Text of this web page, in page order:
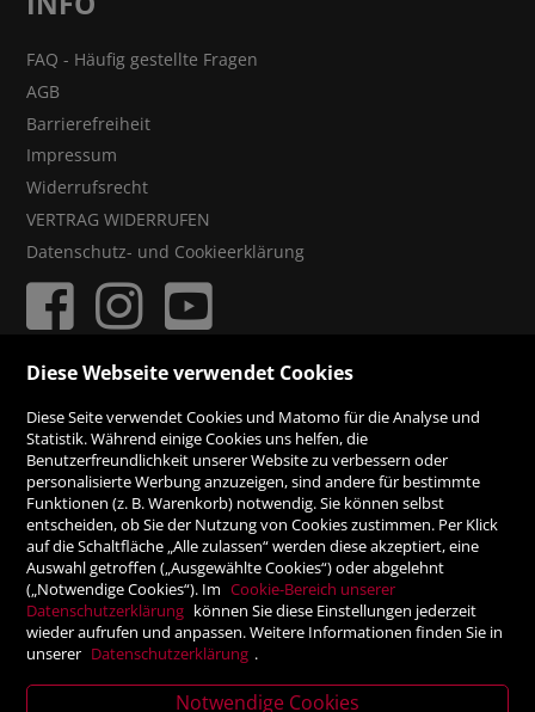
FAQ - Häufig gestellte Fragen
AGB
Barrierefreiheit
Impressum
Widerrufsrecht
VERTRAG WIDERRUFEN
Datenschutz- und Cookieerklärung
Rechnung
Vorauskasse
SICHER ONLINE SHOPPEN!
Diese Webseite verwendet Cookies
Diese Seite verwendet Cookies und Matomo für die Analyse und
Statistik. Während einige Cookies uns helfen, die
Benutzerfreundlichkeit unserer Website zu verbessern oder
personalisierte Werbung anzuzeigen, sind andere für bestimmte
Funktionen (z. B. Warenkorb) notwendig. Sie können selbst
entscheiden, ob Sie der Nutzung von Cookies zustimmen. Per Klick
auf die Schaltfläche „Alle zulassen“ werden diese akzeptiert, eine
Auswahl getroffen („Ausgewählte Cookies“) oder abgelehnt
(„Notwendige Cookies“). Im Cookie-Bereich unserer
Datenschutzerklärung können Sie diese Einstellungen jederzeit
wieder aufrufen und anpassen. Weitere Informationen finden Sie in
unserer Datenschutzerklärung .
Notwendige Cookies